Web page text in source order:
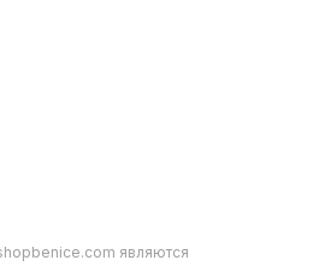
являются